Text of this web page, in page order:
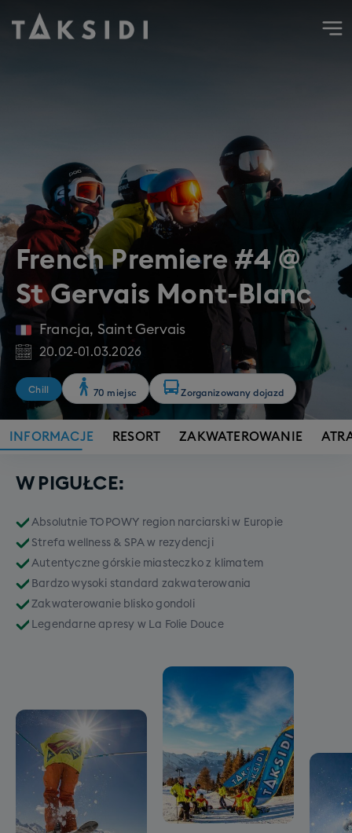
French Premiere #4 @
St Gervais Mont-Blanc
Francja, Saint Gervais
20.02-01.03.2026
Chill 70 miejsc Zorganizowany dojazd
INFORMACJE RESORT ZAKWATEROWANIE
W PIGUŁCE:
Absolutnie TOPOWY region narciarski w Europie
Strefa wellness & SPA w rezydencji
Autentyczne górskie miasteczko z klimatem
Bardzo wysoki standard zakwaterowania
Zakwaterowanie blisko gondoli
Legendarne apresy w La Folie Douce